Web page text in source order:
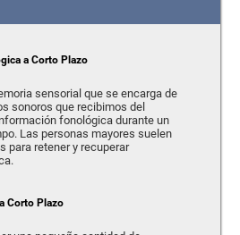
a Corto Plazo
sensorial que se encarga de
sonoros que recibimos del
fonológica durante un
Las personas mayores suelen
para retener y recuperar
Corto Plazo